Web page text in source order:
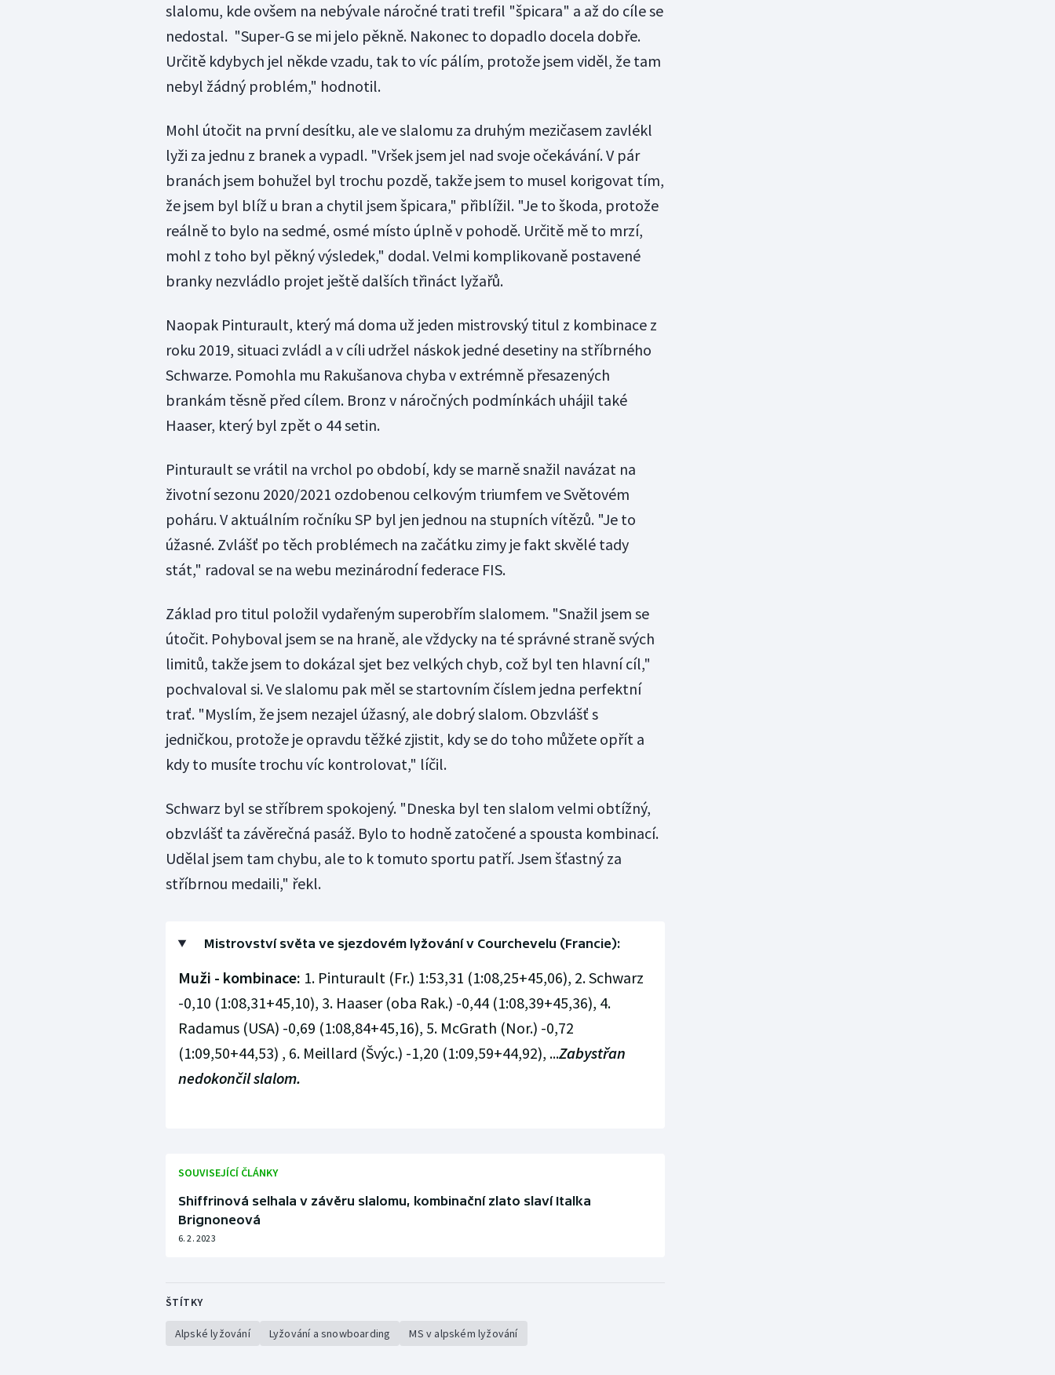
slalomu, kde ovšem na nebývale náročné trati trefil "špicara" a až do cíle se
nedostal. "Super-G se mi jelo pěkně. Nakonec to dopadlo docela dobře.
Určitě kdybych jel někde vzadu, tak to víc pálím, protože jsem viděl, že tam
nebyl žádný problém," hodnotil.
Mohl útočit na první desítku, ale ve slalomu za druhým mezičasem zavlékl
lyži za jednu z branek a vypadl. "Vršek jsem jel nad svoje očekávání. V pár
branách jsem bohužel byl trochu pozdě, takže jsem to musel korigovat tím,
že jsem byl blíž u bran a chytil jsem špicara," přiblížil. "Je to škoda, protože
reálně to bylo na sedmé, osmé místo úplně v pohodě. Určitě mě to mrzí,
mohl z toho byl pěkný výsledek," dodal. Velmi komplikovaně postavené
branky nezvládlo projet ještě dalších třináct lyžařů.
Naopak Pinturault, který má doma už jeden mistrovský titul z kombinace z
roku 2019, situaci zvládl a v cíli udržel náskok jedné desetiny na stříbrného
Schwarze. Pomohla mu Rakušanova chyba v extrémně přesazených
brankám těsně před cílem. Bronz v náročných podmínkách uhájil také
Haaser, který byl zpět o 44 setin.
Pinturault se vrátil na vrchol po období, kdy se marně snažil navázat na
životní sezonu 2020/2021 ozdobenou celkovým triumfem ve Světovém
poháru. V aktuálním ročníku SP byl jen jednou na stupních vítězů. "Je to
úžasné. Zvlášť po těch problémech na začátku zimy je fakt skvělé tady
stát," radoval se na webu mezinárodní federace FIS.
Základ pro titul položil vydařeným superobřím slalomem. "Snažil jsem se
útočit. Pohyboval jsem se na hraně, ale vždycky na té správné straně svých
limitů, takže jsem to dokázal sjet bez velkých chyb, což byl ten hlavní cíl,"
pochvaloval si. Ve slalomu pak měl se startovním číslem jedna perfektní
trať. "Myslím, že jsem nezajel úžasný, ale dobrý slalom. Obzvlášť s
jedničkou, protože je opravdu těžké zjistit, kdy se do toho můžete opřít a
kdy to musíte trochu víc kontrolovat," líčil.
Schwarz byl se stříbrem spokojený. "Dneska byl ten slalom velmi obtížný,
obzvlášť ta závěrečná pasáž. Bylo to hodně zatočené a spousta kombinací.
Udělal jsem tam chybu, ale to k tomuto sportu patří. Jsem šťastný za
stříbrnou medaili," řekl.
Mistrovství světa ve sjezdovém lyžování v Courchevelu (Francie):
Muži - kombinace: 1. Pinturault (Fr.) 1:53,31 (1:08,25+45,06), 2. Schwarz
-0,10 (1:08,31+45,10), 3. Haaser (oba Rak.) -0,44 (1:08,39+45,36), 4.
Radamus (USA) -0,69 (1:08,84+45,16), 5. McGrath (Nor.) -0,72
(1:09,50+44,53) , 6. Meillard (Švýc.) -1,20 (1:09,59+44,92), ...Zabystřan
nedokončil slalom.
SOUVISEJÍCÍ ČLÁNKY
Shiffrinová selhala v závěru slalomu, kombinační zlato slaví Italka
Brignoneová
6. 2. 2023
ŠTÍTKY
Alpské lyžování Lyžování a snowboarding MS v alpském lyžování